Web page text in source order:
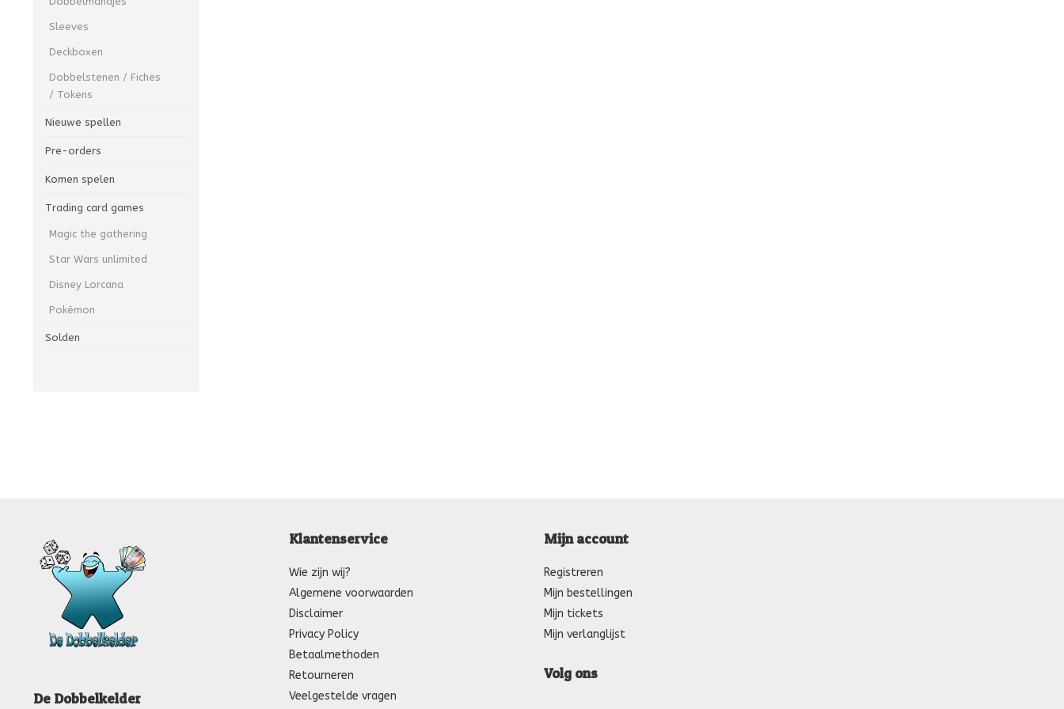
Sleeves
Deckboxen
Dobbelstenen / Fiches
/ Tokens
Nieuwe spellen
Pre-orders
Komen spelen
Trading card games
Magic the gathering
Star Wars unlimited
Disney Lorcana
Pokémon
Solden
De Dobbelkelder
Klantenservice
Wie zijn wij?
Algemene voorwaarden
Disclaimer
Privacy Policy
Betaalmethoden
Retourneren
Veelgestelde vragen
Mijn account
Registreren
Mijn bestellingen
Mijn tickets
Mijn verlanglijst
Volg ons